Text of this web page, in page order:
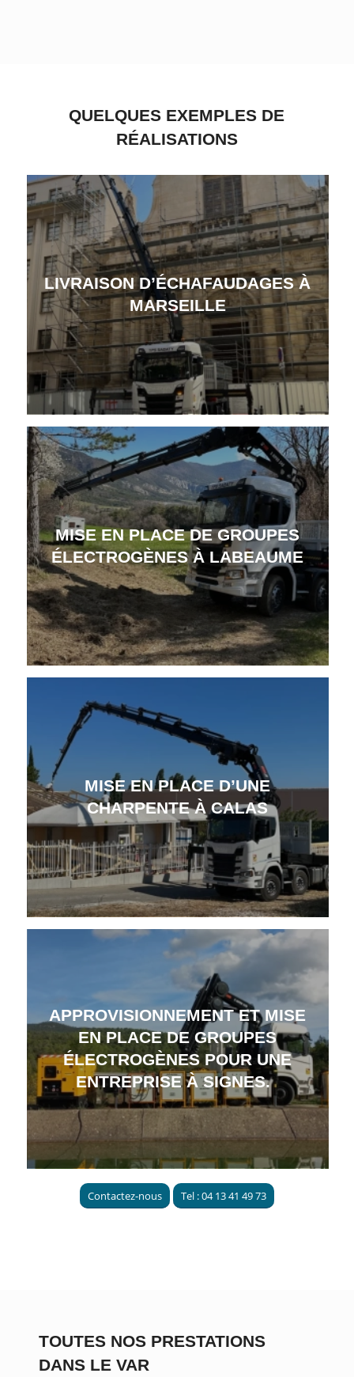
QUELQUES EXEMPLES DE
RÉALISATIONS
LIVRAISON D’ÉCHAFAUDAGES À
MARSEILLE
MISE EN PLACE DE GROUPES
ÉLECTROGÈNES À LABEAUME
MISE EN PLACE D’UNE
CHARPENTE À CALAS
APPROVISIONNEMENT ET MISE
EN PLACE DE GROUPES
ÉLECTROGÈNES POUR UNE
ENTREPRISE À SIGNES.
Contactez-nous Tel : 04 13 41 49 73
TOUTES NOS PRESTATIONS
DANS LE VAR